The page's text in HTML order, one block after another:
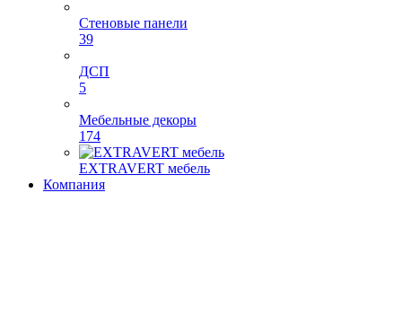
Стеновые панели
39
ДСП
5
Мебельные декоры
174
EXTRAVERT мебель
Компания